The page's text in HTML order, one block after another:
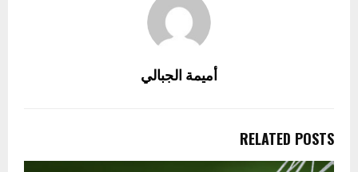
أميمة الجبالي
RELATED POSTS